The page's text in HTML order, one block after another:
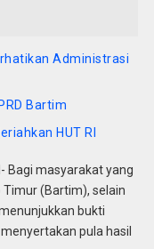
Administrasi
Bartim
HUT RI
Bagi masyarakat yang
(Bartim), selain
bukti
pula hasil